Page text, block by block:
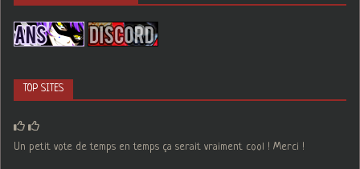
TOP SITES
Un petit vote de temps en temps ça serait vraiment cool ! Merci !